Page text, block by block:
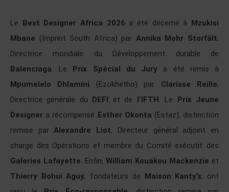
Le Best Designer Africa 2026 a été décerné à Mzukisi
Mbane (Imprint South Africa) par Annika Mohr Storfält,
Directrice mondiale du Développement durable de
Balenciaga. Le Prix Spécial du Jury a été remis à
Mpumelelo Dhlamini (Ezokhetho) par Clarisse Reille,
Directrice générale du DEFI et de l’IFTH. Le Prix Jeune
Designer a récompensé Esther Okonta (Estaz), distinction
remise parAlexandre Liot, Directeur général adjoint en
charge des Opérations et membre du Comité exécutif des
Galeries Lafayette. Enfin, William Kouakou Mackenzie et
Thierry Bohui Aguy, fondateurs de Maison Kanty’s, ont